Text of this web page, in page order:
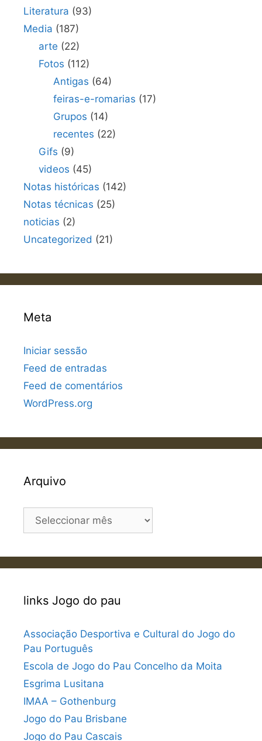
Literatura (93)
Media (187)
arte (22)
Fotos (112)
Antigas (64)
feiras-e-romarias (17)
Grupos (14)
recentes (22)
Gifs (9)
videos (45)
Notas históricas (142)
Notas técnicas (25)
noticias (2)
Uncategorized (21)
Meta
Iniciar sessão
Feed de entradas
Feed de comentários
WordPress.org
Arquivo
Arquivo
links Jogo do pau
Associação Desportiva e Cultural do Jogo do
Pau Português
Escola de Jogo do Pau Concelho da Moita
Esgrima Lusitana
IMAA – Gothenburg
Jogo do Pau Brisbane
Jogo do Pau Cascais